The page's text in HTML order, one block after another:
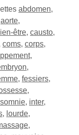
abdomen,
aorte,
être, causto,
coms, corps,
,
,
, fessiers,
,
, inter,
, lourde,
,